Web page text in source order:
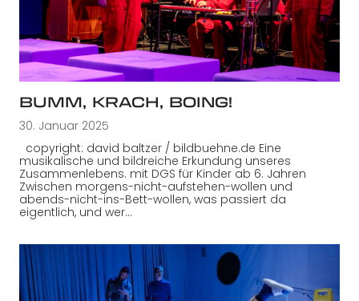
BUMM, KRACH, BOING!
30. Januar 2025
copyright: david baltzer / bildbuehne.de Eine
musikalische und bildreiche Erkundung unseres
Zusammenlebens. mit DGS für Kinder ab 6. Jahren
Zwischen morgens-nicht-aufstehen-wollen und
abends-nicht-ins-Bett-wollen, was passiert da
eigentlich, und wer…